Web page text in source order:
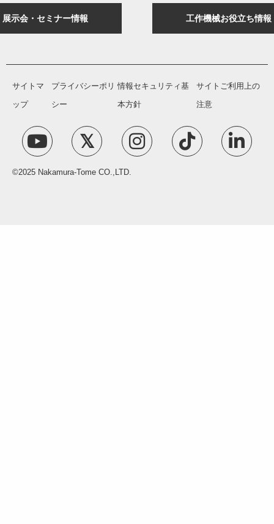
展示会・セミナー情報 工作機械お役立ち情報
サイトマ
ップ
プライバシーポリ
シー
情報セキュリティ基
本方針
サイトご利用上の
注意
©2025 Nakamura-Tome CO.,LTD.